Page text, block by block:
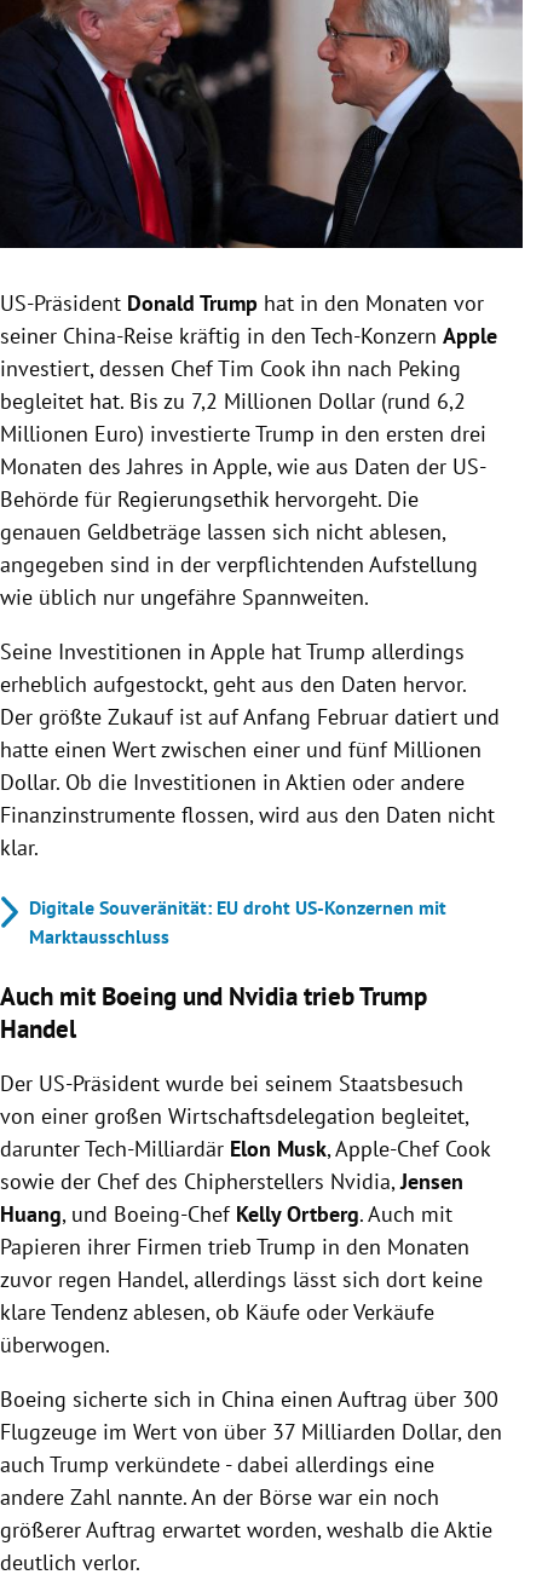
Untermenü
Untermenü
Untermenü
Untermenü
Untermenü
Untermenü
US-Präsident Donald Trump hat in den Monaten vor
seiner China-Reise kräftig in den Tech-Konzern Apple
investiert, dessen Chef Tim Cook ihn nach Peking
begleitet hat. Bis zu 7,2 Millionen Dollar (rund 6,2
Millionen Euro) investierteTrump in den ersten drei
Monaten des Jahres in Apple, wie aus Daten der US-
Behörde für Regierungsethik hervorgeht. Die
genauen Geldbeträge lassen sich nicht ablesen,
angegeben sind in der verpflichtenden Aufstellung
wie üblich nur ungefähre Spannweiten.
Seine Investitionen in Apple hatTrump allerdings
erheblich aufgestockt, geht aus den Daten hervor.
Der größte Zukauf ist auf Anfang Februar datiert und
hatte einen Wert zwischen einer und fünf Millionen
Dollar. Ob die Investitionen in Aktien oder andere
Finanzinstrumente flossen, wird aus den Daten nicht
klar.
Digitale Souveränität: EU droht US-Konzernen mit
Marktausschluss
Auch mit Boeing und Nvidia triebTrump
Handel
Der US-Präsident wurde bei seinem Staatsbesuch
von einer großen Wirtschaftsdelegation begleitet,
darunter Tech-Milliardär Elon Musk, Apple-Chef Cook
sowie der Chef des Chipherstellers Nvidia,Jensen
Huang, und Boeing-Chef Kelly Ortberg. Auch mit
Papieren ihrer Firmen trieb Trump in den Monaten
zuvor regen Handel, allerdings lässt sich dort keine
klare Tendenz ablesen, ob Käufe oder Verkäufe
überwogen.
Boeing sicherte sich in China einen Auftrag über 300
Flugzeuge im Wert von über 37 Milliarden Dollar, den
auch Trump verkündete - dabei allerdings eine
andere Zahl nannte. An der Börse war ein noch
größerer Auftrag erwartet worden, weshalb die Aktie
deutlich verlor.